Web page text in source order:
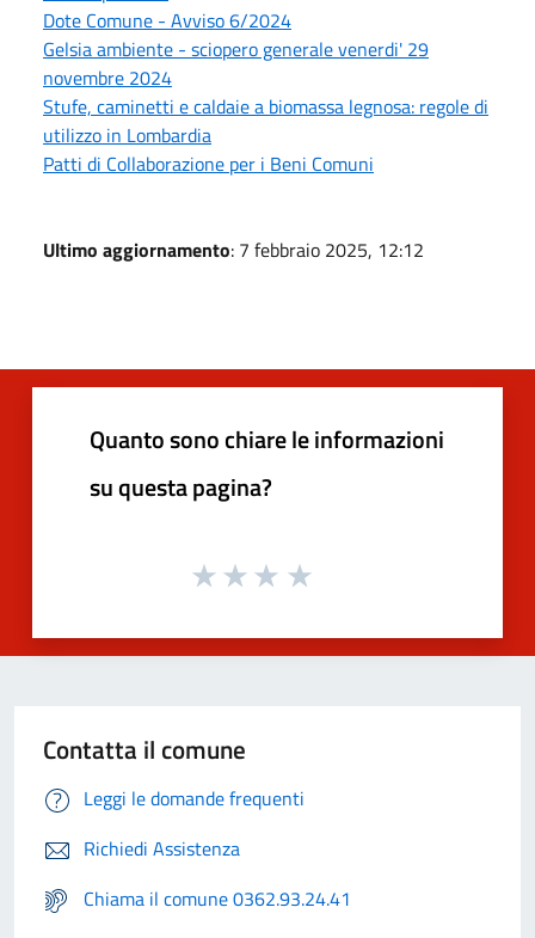
Dote Comune - Avviso 6/2024
Gelsia ambiente - sciopero generale venerdi' 29
novembre 2024
Stufe, caminetti e caldaie a biomassa legnosa: regole di
utilizzo in Lombardia
Patti di Collaborazione per i Beni Comuni
Ultimo aggiornamento: 7 febbraio 2025, 12:12
Quanto sono chiare le informazioni
su questa pagina?
Contatta il comune
Leggi le domande frequenti
Richiedi Assistenza
Chiama il comune 0362.93.24.41